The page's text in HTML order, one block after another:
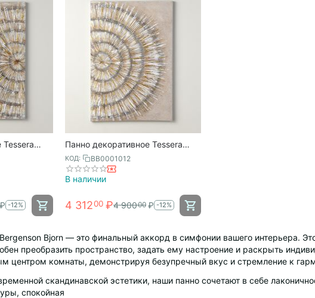
Tessera
₽ -12%
Панно декоративное Tessera
beige №2, 50х70 см, Bergenson
Bjorn
КОД: BB0001012
В наличии
4 31200 ₽4 90000 ₽ -12%
Bjorn — это финальный аккорд в симфонии вашего интерьера.
преобразить пространство, задать ему настроение и раскрыть
центром комнаты, демонстрируя безупречный вкус и стремление к
скандинавской эстетики, наши панно сочетают в себе
спокойная